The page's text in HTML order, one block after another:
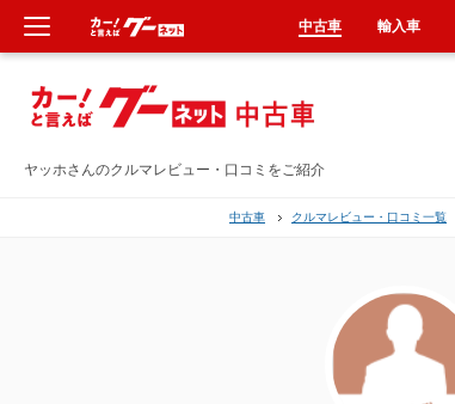
ヤッホさんのクルマレビュー・口コミをご紹介
中古車 クルマレビュー・口コミ一覧
中古車 輸入車
新車
中古車